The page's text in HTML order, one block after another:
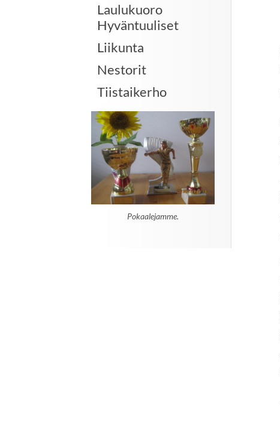
Laulukuoro
Hyväntuuliset
Liikunta
Nestorit
Tiistaikerho
Pokaalejamme.